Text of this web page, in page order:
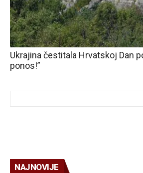
Ukrajina čestitala Hrvatskoj Dan
ponos!”
NAJNOVIJE